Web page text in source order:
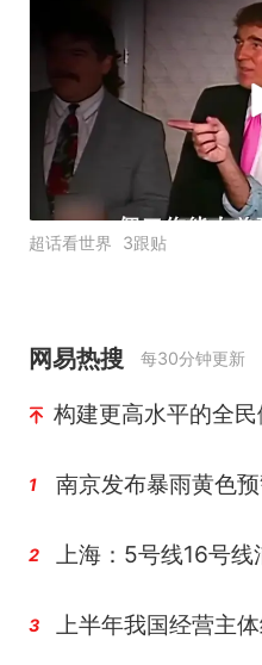
超话看世界 3跟贴
网易热搜 每30分钟更新
构建更高水平的全
1 南京发布暴雨黄色
2
3